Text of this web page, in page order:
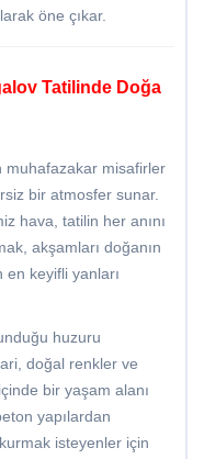
öne çıkar.
Tatilinde Doğa
muhafazakar misafirler
bir atmosfer sunar.
hava, tatilin her anını
akşamları doğanın
keyifli yanları
huzuru
doğal renkler ve
bir yaşam alanı
yapılardan
isteyenler için